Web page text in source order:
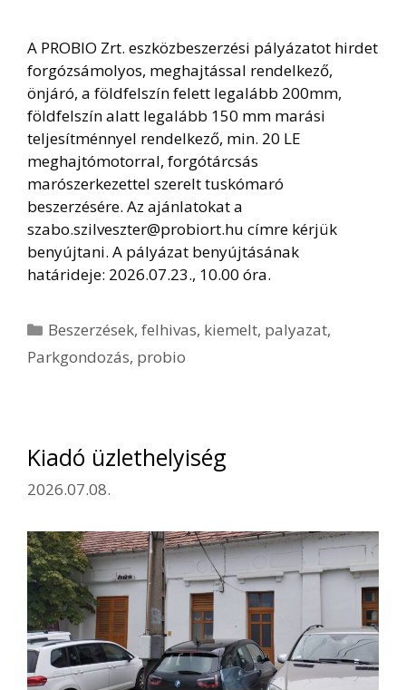
A PROBIO Zrt. eszközbeszerzési pályázatot hirdet
forgózsámolyos, meghajtással rendelkező,
önjáró, a földfelszín felett legalább 200mm,
földfelszín alatt legalább 150 mm marási
teljesítménnyel rendelkező, min. 20 LE
meghajtómotorral, forgótárcsás
marószerkezettel szerelt tuskómaró
beszerzésére. Az ajánlatokat a
szabo.szilveszter@probiort.hu címre kérjük
benyújtani. A pályázat benyújtásának
határideje: 2026.07.23., 10.00 óra.
Kategória
Beszerzések,felhivas, kiemelt, palyazat,
Parkgondozás, probio
Kiadó üzlethelyiség
2026.07.08.